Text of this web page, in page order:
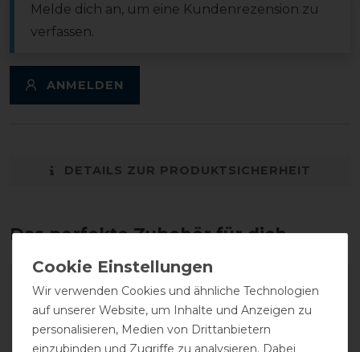
Melde dich an, um eine Kundenrezension zu
verfassen.
ANMELDEN
DETAILS ZUR PRODUKTSICHERHEIT
Das perfekte Zubehör für dich
Wir verwenden Cookies und ähnliche Technologien
auf unserer Website, um Inhalte und Anzeigen zu
personalisieren, Medien von Drittanbietern
einzubinden und Zugriffe zu analysieren. Dabei